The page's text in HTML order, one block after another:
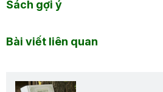
Sách gợi ý
Bài viết liên quan